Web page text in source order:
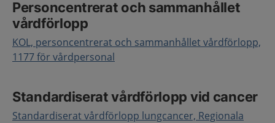
Personcentrerat och sammanhållet
vårdförlopp
KOL, personcentrerat och sammanhållet vårdförlopp,
1177 för vårdpersonal
Standardiserat vårdförlopp vid cancer
Standardiserat vårdförlopp lungcancer, Regionala